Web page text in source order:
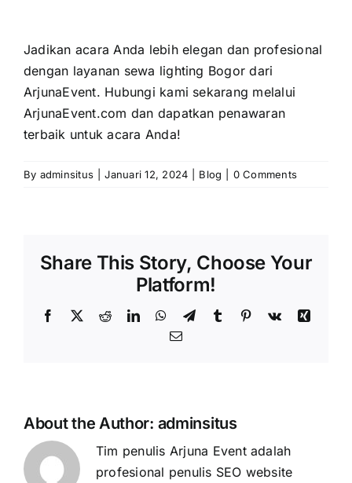
Jadikan acara Anda lebih elegan dan profesional
dengan layanan sewa lighting Bogor dari
ArjunaEvent. Hubungi kami sekarang melalui
ArjunaEvent.com dan dapatkan penawaran
terbaik untuk acara Anda!
By adminsitus Januari 12, 2024 Blog 0 Comments
Share This Story, Choose Your
Platform!
Facebook
X RedditLinkedInWhatsApp
TelegramTumblr Pinterest
Vk
Xing
Email
About the Author: adminsitus
Tim penulis Arjuna Event adalah
profesional penulis SEO website